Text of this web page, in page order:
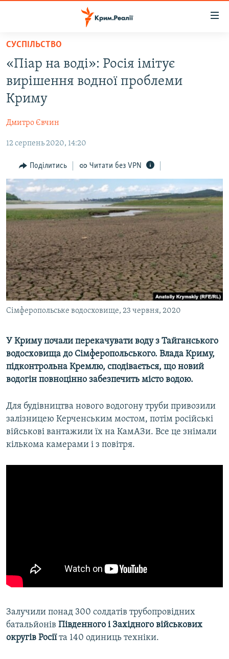
Перейти
основного
матеріалу
Перейти
до
основної
навігації
Перейти
пошуку
ВОДА.КРИМ
ВІДЕО ТА ФОТО
БЛОГИ
ПОГЛЯД
ІНТЕРВ'Ю
ВСЕ ЗА ДЕНЬ
СПЕЦПРОЕКТИ
ДЕПОРТАЦІЯ
ВІДЕОУРОКИ «ELIFBE»
СВІДЧЕННЯ ОКУПАЦІЇ
УКРАЇНСЬКА ПРОБЛЕМА КРИМУ
ІНФОГРАФІКА
ЯК ОБІЙТИ БЛОКУВАННЯ
Русский
Qırımtatar
ДОЛУЧАЙСЯ!
Усі сайти RFE/RL
СУСПІЛЬСТВО
«Піар на воді»: Росія імітує
вирішення водної проблеми
Криму
Дмитро Євчин
12 серпень 2020, 14:20
Поділитись Читати без VPN
Сімферопольське водосховище, 23 червня, 2020
У Криму почали перекачувати воду з Тайганського
водосховища до Сімферопольського. Влада Криму,
підконтрольна Кремлю, сподівається, що новий
водогін повноцінно забезпечить місто водою.
Для будівництва нового водогону труби привозили
залізницею Керченським мостом, потім російські
військові вантажили їх на КамАЗи. Все це знімали
кількома камерами і з повітря.
Залучили понад 300 солдатів трубопровідних
батальйонів Південного і Західного військових
округів Росіїта 140 одиниць техніки.